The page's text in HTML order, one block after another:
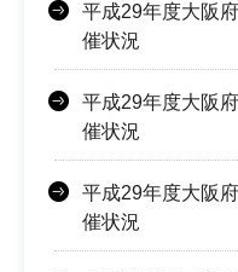
平成29年度大阪
催状況
平成29年度大阪
催状況
平成29年度大阪
催状況